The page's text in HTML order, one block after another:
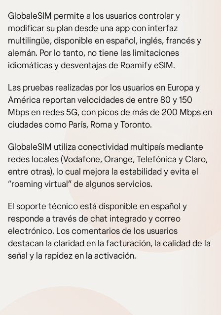
GlobaleSIM permite a los usuarios controlar y
modificar su plan desde una app con interfaz
multilingüe, disponible en español, inglés, francés y
alemán. Por lo tanto, no tiene las limitaciones
idiomáticas y desventajas de Roamify eSIM.
Las pruebas realizadas por los usuarios en Europa y
América reportan velocidades de entre 80 y 150
Mbps en redes 5G, con picos de más de 200 Mbps en
ciudades como París, Roma y Toronto.
GlobaleSIM utiliza conectividad multipaís mediante
redes locales (Vodafone, Orange, Telefónica y Claro,
entre otras), lo cual mejora la estabilidad y evita el
“roaming virtual” de algunos servicios.
El soporte técnico está disponible en español y
responde a través de chat integrado y correo
electrónico. Los comentarios de los usuarios
destacan la claridad en la facturación, la calidad de la
señal y la rapidez en la activación.